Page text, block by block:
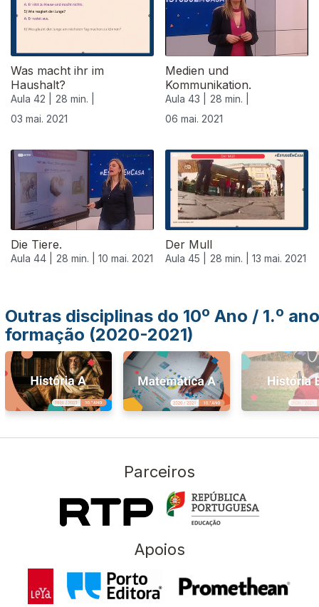
Was macht ihr im
Haushalt?
Aula 42 |
28 min. |
03 mai. 2021
Medien und
Kommunikation.
Aula 43 |
28 min. |
06 mai. 2021
Die Tiere.
Aula 44 | 28 min. | 10 mai. 2021
Der Mull
Aula 45 | 28 min. | 13 mai. 2021
543447
Outras disciplinas do 10º Ano / 1.º ano
formação (2020-2021)
Parceiros
Apoios